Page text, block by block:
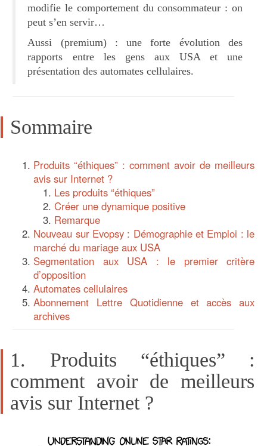
modifie le comportement du consommateur : on
peut s’en servir…
Aussi (premium) : une forte évolution des
rapports entre les gens aux USA et une
présentation des automates cellulaires.
Sommaire
Produits “éthiques” : comment avoir de meilleurs
avis sur Internet ?
Les produits “éthiques”
Créer une dynamique positive
Remarque
Nouveau sur Evopsy : Démographie et Emploi : le
marché du mariage aux USA
Segmentation aux USA : le premier critère
d’opposition
Automates cellulaires
Abonnement Lettre Quotidienne et accès aux
archives
1. Produits “éthiques” :
comment avoir de meilleurs
avis sur Internet ?